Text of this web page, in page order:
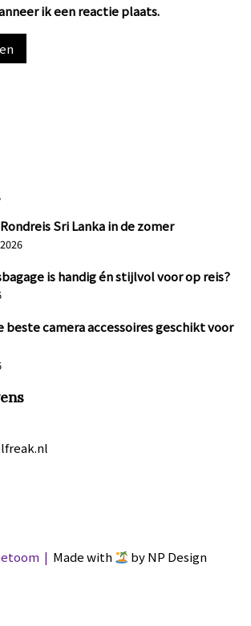
ik een reactie plaats.
Sri Lanka in de zomer
is handig én stijlvol voor op reis?
beste camera accessoires geschikt voor
| Made with by NP Design